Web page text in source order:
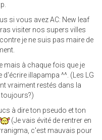
si vous avez AC: New leaf
visiter nos supers villes
je ne suis pas maire de
mais à chaque fois que je
d'écrire illapampa ^^. (Les LG
vraiment restés dans la
toujours?)
à dire ton pseudo et ton
(Je vais évité de rentrer en
c'est mauvais pour